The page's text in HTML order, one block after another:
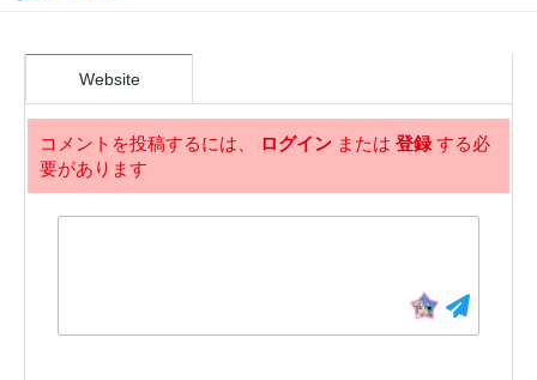
Website
コメントを投稿するには、 ログイン または 登録する必
要があります